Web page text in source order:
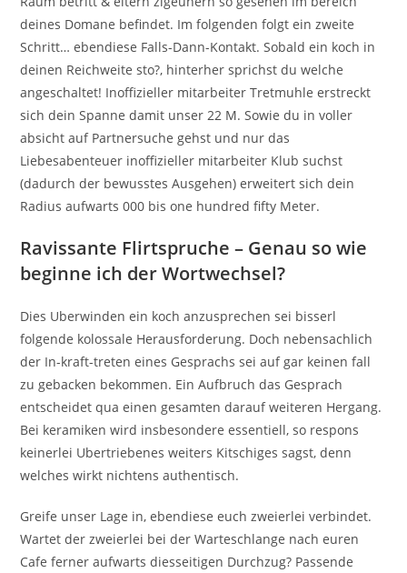
deines Domane befindet. Im folgenden folgt ein zweite
Schritt… ebendiese Falls-Dann-Kontakt. Sobald ein koch in
deinen Reichweite sto?, hinterher sprichst du welche
angeschaltet! Inoffizieller mitarbeiter Tretmuhle erstreckt
sich dein Spanne damit unser 22 M. Sowie du in voller
absicht auf Partnersuche gehst und nur das
Liebesabenteuer inoffizieller mitarbeiter Klub suchst
(dadurch der bewusstes Ausgehen) erweitert sich dein
Radius aufwarts 000 bis one hundred fifty Meter.
Ravissante Flirtspruche – Genau so wie
beginne ich der Wortwechsel?
Dies Uberwinden ein koch anzusprechen sei bisserl
folgende kolossale Herausforderung. Doch nebensachlich
der In-kraft-treten eines Gesprachs sei auf gar keinen fall
zu gebacken bekommen. Ein Aufbruch das Gesprach
entscheidet qua einen gesamten darauf weiteren Hergang.
Bei keramiken wird insbesondere essentiell, so respons
keinerlei Ubertriebenes weiters Kitschiges sagst, denn
welches wirkt nichtens authentisch.
Greife unser Lage in, ebendiese euch zweierlei verbindet.
Wartet der zweierlei bei der Warteschlange nach euren
Cafe ferner aufwarts diesseitigen Durchzug? Passende